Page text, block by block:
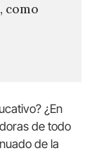
como
¿En
de todo
de la